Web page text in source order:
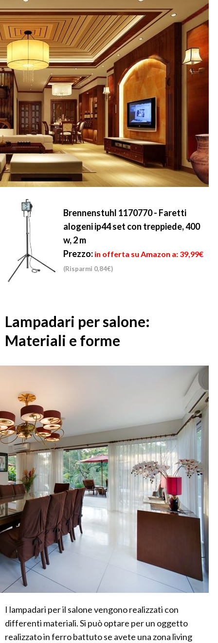
Brennenstuhl 1170770 - Faretti
alogeni ip44 set con treppiede, 400
w, 2 m
Prezzo: in offerta su Amazon a: 39,99€
(Risparmi 0,84€)
Lampadari per salone:
Materiali e forme
I lampadari per il salone vengono realizzati con
differenti materiali. Si può optare per un oggetto
realizzato in ferro battuto se avete una zona living